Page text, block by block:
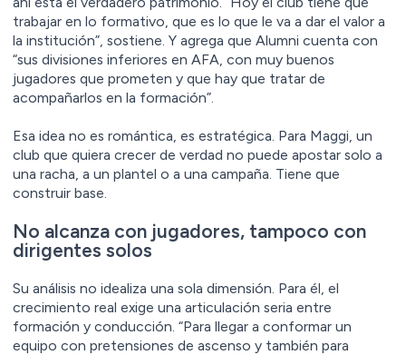
trabajar en lo formativo, que es lo que le va a dar el valor a
la institución”, sostiene. Y agrega que Alumni cuenta con
“sus divisiones inferiores en AFA, con muy buenos
jugadores que prometen y que hay que tratar de
acompañarlos en la formación”.
Esa idea no es romántica, es estratégica. Para Maggi, un
club que quiera crecer de verdad no puede apostar solo a
una racha, a un plantel o a una campaña. Tiene que
construir base.
No alcanza con jugadores, tampoco con
dirigentes solos
Su análisis no idealiza una sola dimensión. Para él, el
crecimiento real exige una articulación seria entre
formación y conducción. “Para llegar a conformar un
equipo con pretensiones de ascenso y también para